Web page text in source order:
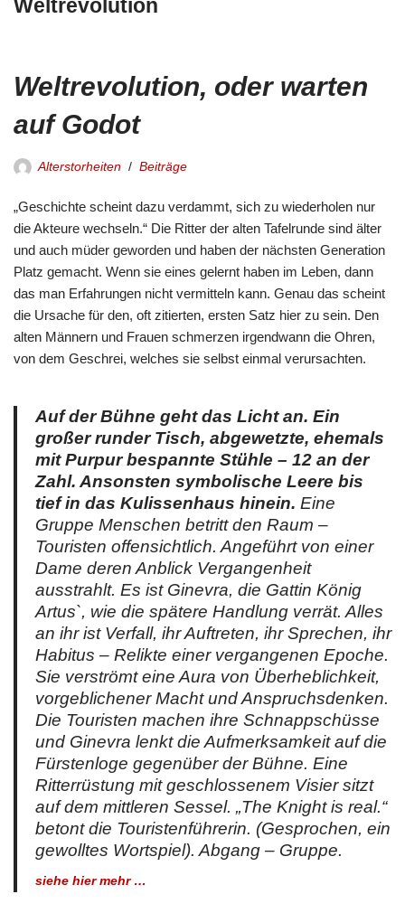
Weltrevolution
Weltrevolution, oder warten
auf Godot
Alterstorheiten Beiträge
„Geschichte scheint dazu verdammt, sich zu wiederholen nur
die Akteure wechseln.“ Die Ritter der alten Tafelrunde sind älter
und auch müder geworden und haben der nächsten Generation
Platz gemacht. Wenn sie eines gelernt haben im Leben, dann
das man Erfahrungen nicht vermitteln kann. Genau das scheint
die Ursache für den, oft zitierten, ersten Satz hier zu sein. Den
alten Männern und Frauen schmerzen irgendwann die Ohren,
von dem Geschrei, welches sie selbst einmal verursachten.
Auf der Bühne geht das Licht an. Ein
großer runder Tisch, abgewetzte, ehemals
mit Purpur bespannte Stühle – 12 an der
Zahl. Ansonsten symbolische Leere bis
tief in das Kulissenhaus hinein. Eine
Gruppe Menschen betritt den Raum –
Touristen offensichtlich. Angeführt von einer
Dame deren Anblick Vergangenheit
ausstrahlt. Es ist Ginevra, die Gattin König
Artus`, wie die spätere Handlung verrät. Alles
an ihr ist Verfall, ihr Auftreten, ihr Sprechen, ihr
Habitus – Relikte einer vergangenen Epoche.
Sie verströmt eine Aura von Überheblichkeit,
vorgeblichener Macht und Anspruchsdenken.
Die Touristen machen ihre Schnappschüsse
und Ginevra lenkt die Aufmerksamkeit auf die
Fürstenloge gegenüber der Bühne. Eine
Ritterrüstung mit geschlossenem Visier sitzt
auf dem mittleren Sessel. „The Knight is real.“
betont die Touristenführerin. (Gesprochen, ein
gewolltes Wortspiel). Abgang – Gruppe.
siehe hier mehr …